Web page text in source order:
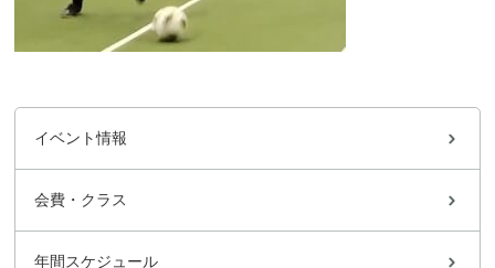
イベント情報
会費・クラス
年間スケジュール